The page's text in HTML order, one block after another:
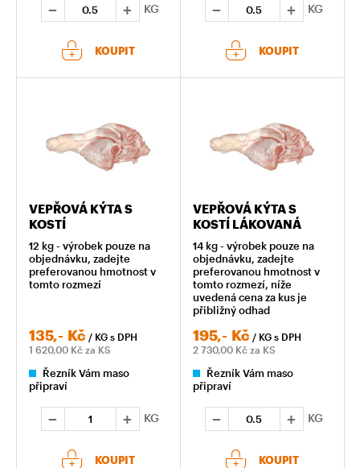
KG
KOUPIT
KG
KOUPIT
VEPŘOVÁ KÝTA S
KOSTÍ
12 kg - výrobek pouze na
objednávku, zadejte
preferovanou hmotnost v
tomto rozmezí
135,- Kč / KG s DPH
1 620,00 Kč za KS
Řezník Vám maso
připraví
KG
KOUPIT
VEPŘOVÁ KÝTA S
KOSTÍ LÁKOVANÁ
14 kg - výrobek pouze na
objednávku, zadejte
preferovanou hmotnost v
tomto rozmezí, níže
uvedená cena za kus je
přibližný odhad
195,- Kč / KG s DPH
2 730,00 Kč za KS
Řezník Vám maso
připraví
KG
KOUPIT